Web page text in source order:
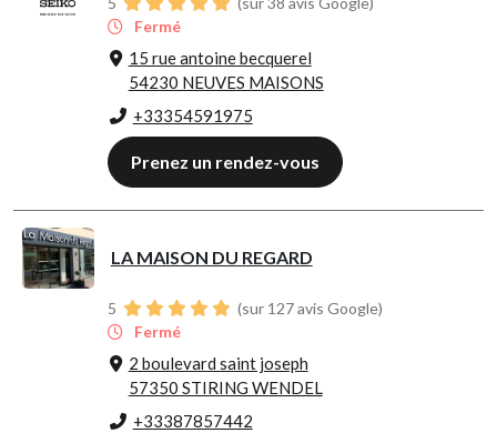
Fermé
15 rue antoine becquerel
54230 NEUVES MAISONS
+33354591975
Prenez un rendez-vous
LA MAISON DU REGARD
5
(sur 127 avis Google)
Fermé
2 boulevard saint joseph
57350 STIRING WENDEL
+33387857442